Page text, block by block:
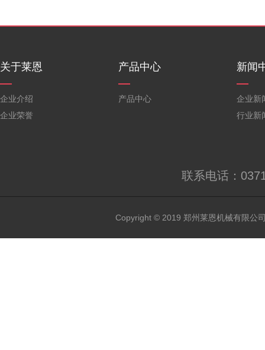
关于莱恩
企业介绍
企业荣誉
产品中心
产品中心
新闻
企业新
行业新
联系电话：
Copyright © 2019 郑州莱恩机械有限公